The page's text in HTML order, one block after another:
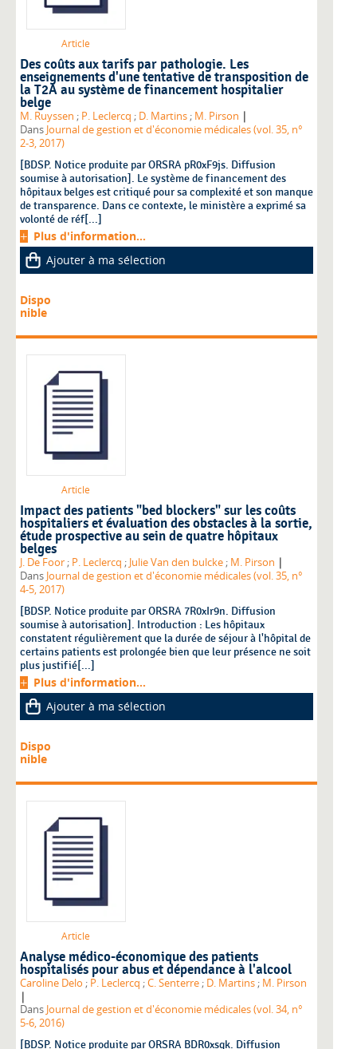
Article
Des coûts aux tarifs par pathologie. Les
enseignements d'une tentative de transposition de
la T2A au système de financement hospitalier
belge
M. Ruyssen ; P. Leclercq ; D. Martins; M. Pirson |
DansJournal de gestion et d'économie médicales (vol. 35, n°
2-3, 2017)
[BDSP. Notice produite par ORSRA pR0xF9js. Diffusion
soumise à autorisation]. Le système de financement des
hôpitaux belges est critiqué pour sa complexité et son manque
de transparence. Dans ce contexte, le ministère a exprimé sa
volonté de réf[...]
Plus d'information...
Ajouter à ma sélection
Dispo
nible
Article
Impact des patients "bed blockers" sur les coûts
hospitaliers et évaluation des obstacles à la sortie,
étude prospective au sein de quatre hôpitaux
belges
J. De Foor; P. Leclercq ;Julie Van den bulcke; M. Pirson |
DansJournal de gestion et d'économie médicales (vol. 35, n°
4-5, 2017)
[BDSP. Notice produite par ORSRA 7R0xIr9n. Diffusion
soumise à autorisation]. Introduction : Les hôpitaux
constatent régulièrement que la durée de séjour à l'hôpital de
certains patients est prolongée bien que leur présence ne soit
plus justifié[...]
Plus d'information...
Ajouter à ma sélection
Dispo
nible
Article
Analyse médico-économique des patients
hospitalisés pour abus et dépendance à l'alcool
Caroline Delo ; P. Leclercq ;C. Senterre; D. Martins; M. Pirson
|
DansJournal de gestion et d'économie médicales (vol. 34, n°
5-6, 2016)
[BDSP. Notice produite par ORSRA BDR0xsqk. Diffusion